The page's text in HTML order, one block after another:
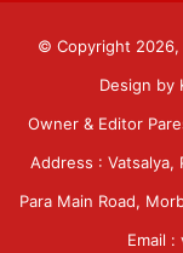
© Copyright 2026,
Design by
Owner & Editor
Address : Vatsalya,
Para Main Road,
Email :